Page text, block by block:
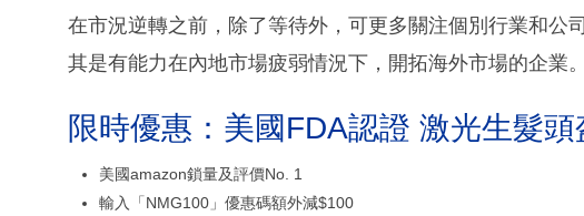
在市況逆轉之前，除了等待外，可更多關注個別行業和公
其是有能力在內地市場疲弱情況下，開拓海外市場的企業。
限時優惠：美國FDA認證 激光生髮頭
美國amazon鎖量及評價No. 1
輸入「NMG100」優惠碼額外減$100